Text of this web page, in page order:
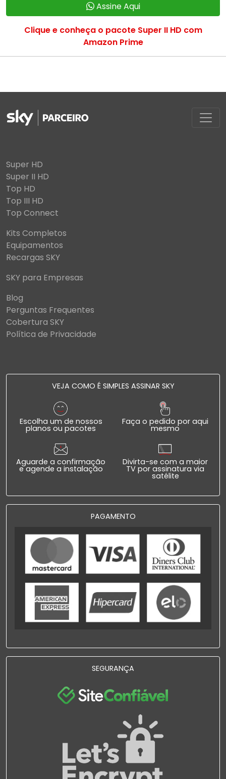
Assine Aqui
Clique e conheça o pacote Super II HD com
Amazon Prime
Super HD
Super II HD
Top HD
Top III HD
Top Connect
Kits Completos
Equipamentos
Recargas SKY
SKY para Empresas
Blog
Perguntas Frequentes
Cobertura SKY
Política de Privacidade
VEJA COMO É SIMPLES ASSINAR SKY
Escolha um de nossos
planos ou pacotes
Faça o pedido por aqui
mesmo
Aguarde a confirmação
e agende a instalação
Divirta-se com a maior
TV por assinatura via
satélite
PAGAMENTO
SEGURANÇA